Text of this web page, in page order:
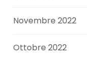
Novembre 2022
Ottobre 2022